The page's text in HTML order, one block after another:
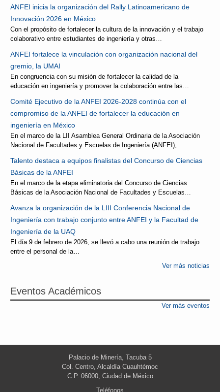
Afiliación
ANFEI inicia la organización del Rally Latinoamericano de
Innovación 2026 en México
Con el propósito de fortalecer la cultura de la innovación y el trabajo
colaborativo entre estudiantes de ingeniería y otras…
ANFEI fortalece la vinculación con organización nacional del
gremio, la UMAI
En congruencia con su misión de fortalecer la calidad de la
educación en ingeniería y promover la colaboración entre las…
Comité Ejecutivo de la ANFEI 2026-2028 continúa con el
compromiso de la ANFEI de fortalecer la educación en
ingeniería en México
En el marco de la LII Asamblea General Ordinaria de la Asociación
Nacional de Facultades y Escuelas de Ingeniería (ANFEI),…
Talento destaca a equipos finalistas del Concurso de Ciencias
Básicas de la ANFEI
En el marco de la etapa eliminatoria del Concurso de Ciencias
Básicas de la Asociación Nacional de Facultades y Escuelas…
Avanza la organización de la LIII Conferencia Nacional de
Ingeniería con trabajo conjunto entre ANFEI y la Facultad de
Ingeniería de la UAQ
El día 9 de febrero de 2026, se llevó a cabo una reunión de trabajo
entre el personal de la…
Ver más noticias
Eventos Académicos
Ver más eventos
Palacio de Minería, Tacuba 5
Col. Centro, Alcaldía Cuauhtémoc
C.P. 06000, Ciudad de México
Teléfonos